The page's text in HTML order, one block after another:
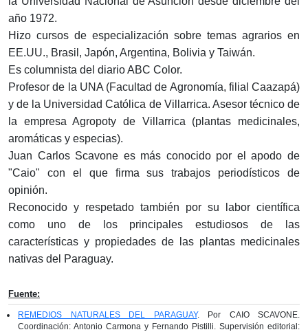
año 1972.
Hizo cursos de especialización sobre temas agrarios en
EE.UU., Brasil, Japón, Argentina, Bolivia y Taiwán.
Es columnista del diario ABC Color.
Profesor de la UNA (Facultad de Agronomía, filial Caazapá)
y de la Universidad Católica de Villarrica. Asesor técnico de
la empresa Agropoty de Villarrica (plantas medicinales,
aromáticas y especias).
Juan Carlos Scavone es más conocido por el apodo de
"Caio" con el que firma sus trabajos periodísticos de
opinión.
Reconocido y respetado también por su labor científica
como uno de los principales estudiosos de las
características y propiedades de las plantas medicinales
nativas del Paraguay.
Fuente:
REMEDIOS NATURALES DEL PARAGUAY. Por CAIO SCAVONE.
Coordinación: Antonio Carmona y Fernando Pistilli. Supervisión editorial: